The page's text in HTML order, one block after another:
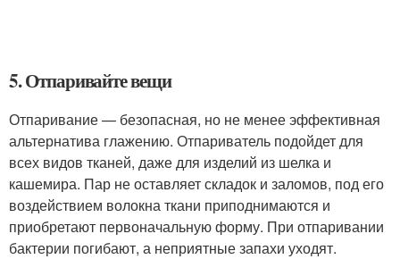
5. Отпаривайте вещи
Отпаривание — безопасная, но не менее эффективная
альтернатива глажению. Отпариватель подойдет для
всех видов тканей, даже для изделий из шелка и
кашемира. Пар не оставляет складок и заломов, под его
воздействием волокна ткани приподнимаются и
приобретают первоначальную форму. При отпаривании
бактерии погибают, а неприятные запахи уходят.